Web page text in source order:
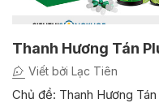
Thanh Hương Tán
Viết bởi Lạc Tiên
Chủ đề: Thanh Hương